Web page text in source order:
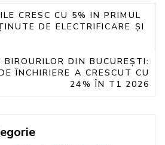
CRESC CU 5% IN PRIMUL
DE ELECTRIFICARE ȘI
DIN BUCUREȘTI:
ÎNCHIRIERE A CRESCUT CU
24% ÎN T1 2026